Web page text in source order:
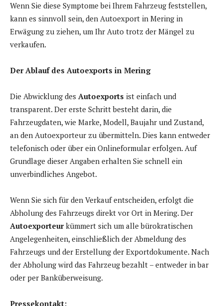
Wenn Sie diese Symptome bei Ihrem Fahrzeug feststellen,
kann es sinnvoll sein, den Autoexport in Mering in
Erwägung zu ziehen, um Ihr Auto trotz der Mängel zu
verkaufen.
Der Ablauf des Autoexports in Mering
Die Abwicklung des Autoexports ist einfach und
transparent. Der erste Schritt besteht darin, die
Fahrzeugdaten, wie Marke, Modell, Baujahr und Zustand,
an den Autoexporteur zu übermitteln. Dies kann entweder
telefonisch oder über ein Onlineformular erfolgen. Auf
Grundlage dieser Angaben erhalten Sie schnell ein
unverbindliches Angebot.
Wenn Sie sich für den Verkauf entscheiden, erfolgt die
Abholung des Fahrzeugs direkt vor Ort in Mering. Der
Autoexporteurkümmert sich um alle bürokratischen
Angelegenheiten, einschließlich der Abmeldung des
Fahrzeugs und der Erstellung der Exportdokumente. Nach
der Abholung wird das Fahrzeug bezahlt – entweder in bar
oder per Banküberweisung.
Pressekontakt: